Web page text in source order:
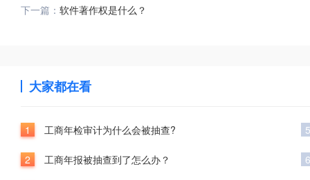
下一篇： 软件著作权是什么？
大家都在看
1 工商年检审计为什么会被抽查?
2 工商年报被抽查到了怎么办？
5
6